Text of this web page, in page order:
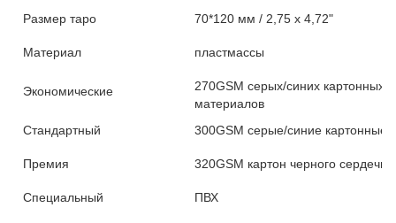
Размер таро 70*120 мм / 2,75 х 4,72"
Материал пластмассы
Экономические
270GSM серых/синих картонных
материалов
Стандартный
300GSM серые/синие картонные
Премия 320GSM картон черного
Специальный ПВХ